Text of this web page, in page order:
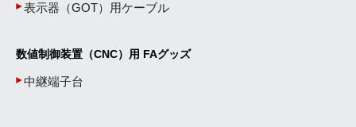
表示器（GOT）用ケーブル
数値制御装置（CNC）用 FAグッズ
中継端子台